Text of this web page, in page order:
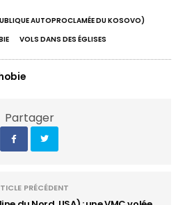
AUTOPROCLAMÉE DU KOSOVO)
VOLS DANS DES ÉGLISES
Partager
PRÉCÉDENT